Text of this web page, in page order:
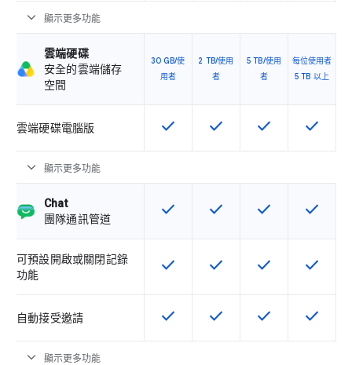
expand_more 顯示更多功能
雲端硬碟
安全的雲端儲存
空間
30 GB/使
用者
2 TB/使用
者
5 TB/使用
者
每位使用者
5 TB 以上
雲端硬碟電腦版 這項功能適用於該 SKU
check 這項功能適用於該 SKU
check 這項功能適用於
check 這項功
check
expand_more 顯示更多功能
Chat
團隊通訊管道
這項功能適用於該 SKU
check 這項功能適用於該 SKU
check 這項功能適用於
check 這項功
check
可預設開啟或關閉記錄
功能
這項功能適用於該 SKU
check 這項功能適用於該 SKU
check 這項功能適用於
check 這項功
check
自動接受邀請 這項功能適用於該 SKU
check 這項功能適用於該 SKU
check 這項功能適用於
check 這項功
check
expand_more 顯示更多功能